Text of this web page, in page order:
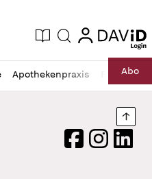
Aktuelle Ausgabe
Suche login
login
Apothekenpraxis RechtAbo
FacebookInstagram